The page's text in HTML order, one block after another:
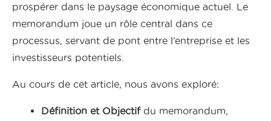
prospérer dans le paysage économique actuel. Le
memorandum joue un rôle central dans ce
processus, servant de pont entre l’entreprise et les
investisseurs potentiels.
Au cours de cet article, nous avons exploré:
Définition et Objectifdu memorandum,